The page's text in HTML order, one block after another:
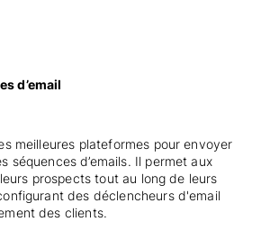
d’email
meilleures plateformes pour envoyer
séquences d’emails. Il permet aux
prospects tout au long de leurs
des déclencheurs d'email
des clients.